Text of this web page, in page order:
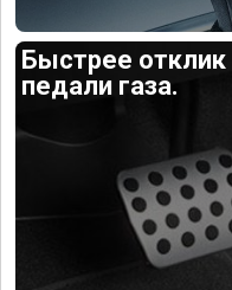
Быстрее отклик
педали газа.